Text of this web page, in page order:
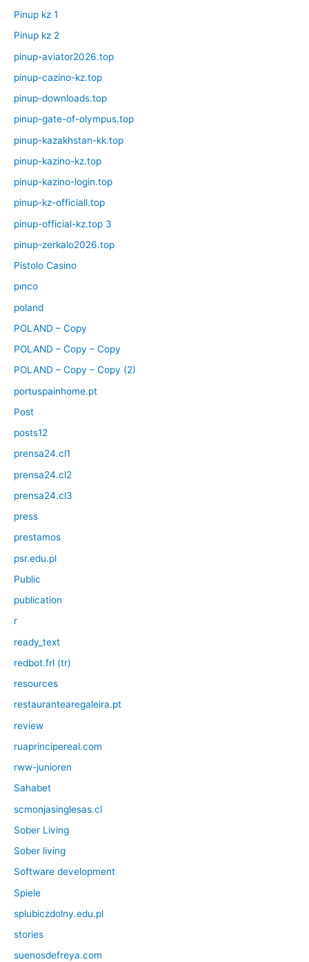
Pinup kz 1
Pinup kz 2
pinup-aviator2026.top
pinup-cazino-kz.top
pinup-downloads.top
pinup-gate-of-olympus.top
pinup-kazakhstan-kk.top
pinup-kazino-kz.top
pinup-kazino-login.top
pinup-kz-officiall.top
pinup-official-kz.top 3
pinup-zerkalo2026.top
Pistolo Casino
pınco
poland
POLAND – Copy
POLAND – Copy – Copy
POLAND – Copy – Copy (2)
portuspainhome.pt
Post
posts12
prensa24.cl1
prensa24.cl2
prensa24.cl3
press
prestamos
psr.edu.pl
Public
publication
r
ready_text
redbot.frl (tr)
resources
restaurantearegaleira.pt
review
ruaprincipereal.com
rww-junioren
Sahabet
scmonjasinglesas.cl
Sober Living
Sober living
Software development
Spiele
splubiczdolny.edu.pl
stories
suenosdefreya.com